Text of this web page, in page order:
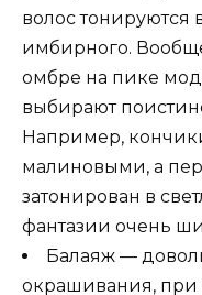
волос тонируются
имбирного.
омбре на пике
выбирают
Например,
малиновыми, а
затонирован в
фантазии очень
Балаяж —
окрашивания, при